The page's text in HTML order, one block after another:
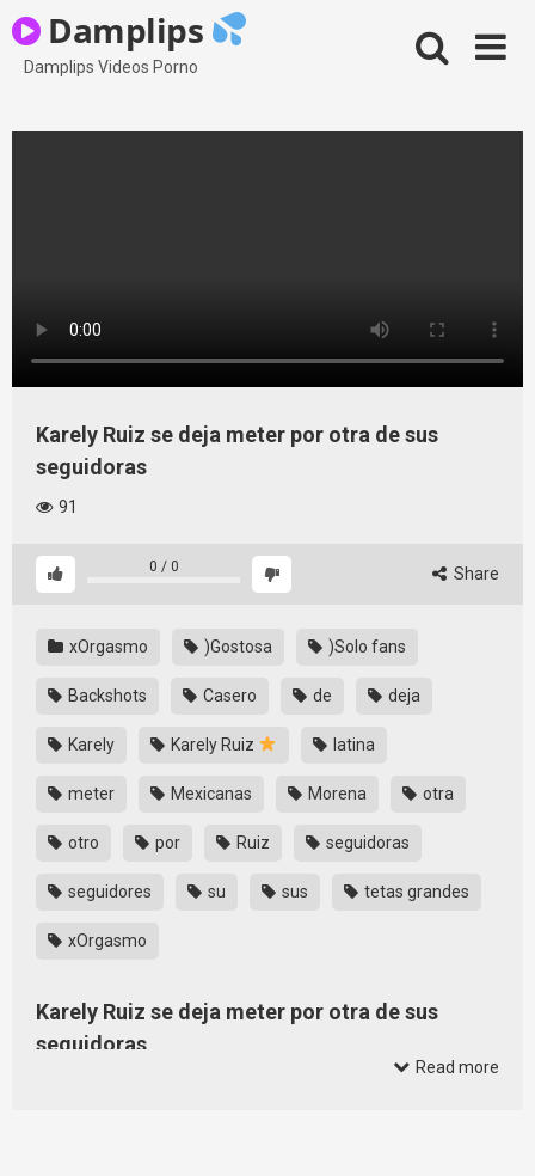
to
content
Damplips
Damplips Videos Porno
Karely Ruiz se deja meter por otra de sus
seguidoras
91
0 / 0 Share
xOrgasmo )Gostosa )Solo fans
Backshots Casero de deja
Karely Karely Ruiz latina
meter Mexicanas Morena otra
otro por Ruiz seguidoras
seguidores su sus tetas grandes
xOrgasmo
Karely Ruiz se deja meter por otra de sus
seguidoras
Read more